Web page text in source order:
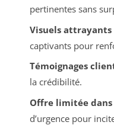
pertinentes sans
Visuels attrayants
captivants pour
Témoignages
la crédibilité.
Offre limitée
d’urgence pour